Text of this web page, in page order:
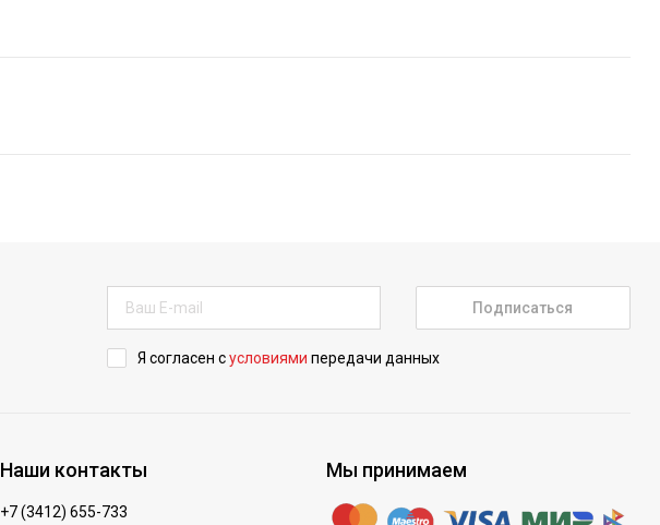
Подписаться
Я согласен сусловиями передачи данных
Наши контакты
+7 (3412) 655-733
Мы принимаем